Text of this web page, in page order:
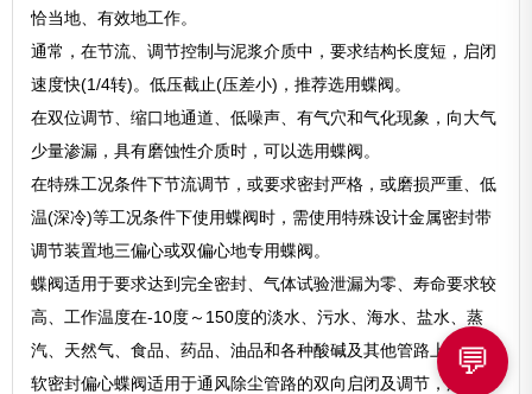
恰当地、有效地工作。
通常，在节流、调节控制与泥浆介质中，要求结构长度短，启闭
速度快(1/4转)。低压截止(压差小)，推荐选用蝶阀。
在双位调节、缩口地通道、低噪声、有气穴和气化现象，向大气
少量渗漏，具有磨蚀性介质时，可以选用蝶阀。
在特殊工况条件下节流调节，或要求密封严格，或磨损严重、低
温(深冷)等工况条件下使用蝶阀时，需使用特殊设计金属密封带
调节装置地三偏心或双偏心地专用蝶阀。
蝶阀适用于要求达到完全密封、气体试验泄漏为零、寿命要求较
高、工作温度在-10度～150度的淡水、污水、海水、盐水、蒸
汽、天然气、食品、药品、油品和各种酸碱及其他管路上。
软密封偏心蝶阀适用于通风除尘管路的双向启闭及调节，广泛用
💬